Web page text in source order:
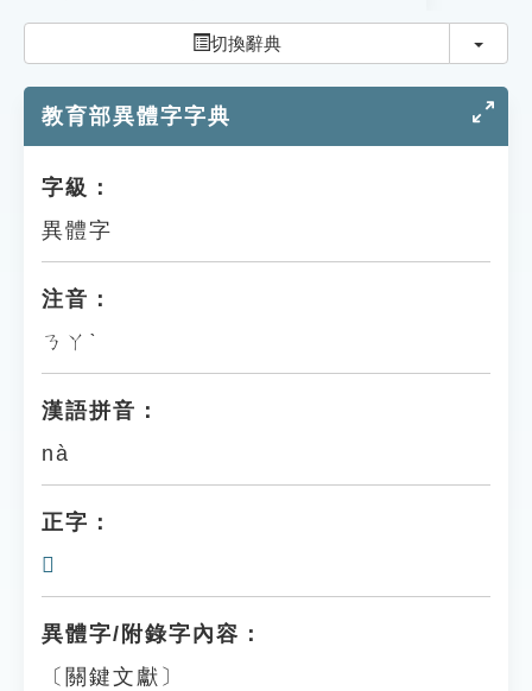
貓頭鷹博士
切換辭典 切換
教育部異體字字典
字級：
異體字
注音：
ㄋㄚˋ
漢語拼音：
nà
正字：
𤬷
異體字/附錄字內容：
〔關鍵文獻〕